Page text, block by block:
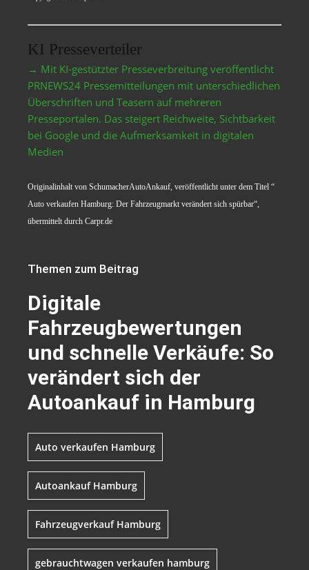
KI Presseverteiler
→ Mit KI-gestützter Presseverbreitung veröffentlicht
PRNEWS24 Pressemitteilungen mit unterschiedlichen
Überschriften und Teasern auf mehreren
Presseportalen. Das steigert Reichweite, Sichtbarkeit
bei Google und die Aufmerksamkeit in digitalen
Medien
Originalinhalt von SchumacherAutoAnkauf, veröffentlicht unter dem Titel “
Auto verkaufen Hamburg: Der Fahrzeugmarkt verändert sich spürbar“,
übermittelt durch Carpr.de
Themen zum Beitrag
Digitale
Fahrzeugbewertungen
und schnelle Verkäufe: So
verändert sich der
Autoankauf in Hamburg
Auto verkaufen Hamburg
Autoankauf Hamburg
Fahrzeugverkauf Hamburg
gebrauchtwagen verkaufen hamburg